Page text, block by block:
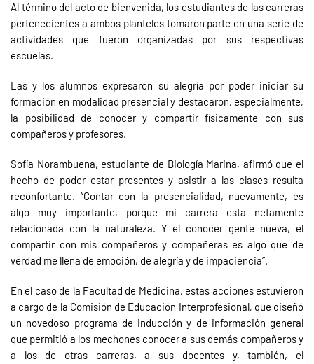
Al término del acto de bienvenida, los estudiantes de las carreras
pertenecientes a ambos planteles tomaron parte en una serie de
actividades que fueron organizadas por sus respectivas
escuelas.
Las y los alumnos expresaron su alegría por poder iniciar su
formación en modalidad presencial y destacaron, especialmente,
la posibilidad de conocer y compartir físicamente con sus
compañeros y profesores.
Sofía Norambuena, estudiante de Biología Marina, afirmó que el
hecho de poder estar presentes y asistir a las clases resulta
reconfortante. “Contar con la presencialidad, nuevamente, es
algo muy importante, porque mi carrera esta netamente
relacionada con la naturaleza. Y el conocer gente nueva, el
compartir con mis compañeros y compañeras es algo que de
verdad me llena de emoción, de alegría y de impaciencia”.
En el caso de la Facultad de Medicina, estas acciones estuvieron
a cargo de la Comisión de Educación Interprofesional, que diseñó
un novedoso programa de inducción y de información general
que permitió a los mechones conocer a sus demás compañeros y
a los de otras carreras, a sus docentes y, también, el